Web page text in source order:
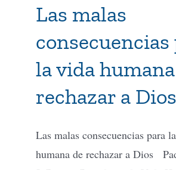
Las malas
consecuencias
la vida
rechazar a Dios
Las malas consecuencias para
humana de rechazar a Dios